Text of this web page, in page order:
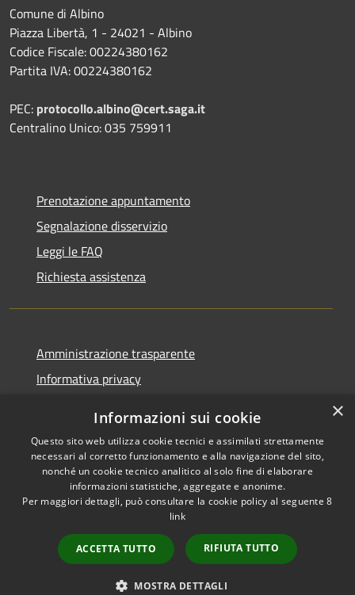
Comune di Albino
Piazza Libertà, 1 - 24021 - Albino
Codice Fiscale: 00224380162
Partita IVA: 00224380162
PEC: protocollo.albino@cert.saga.it
Centralino Unico: 035 759911
Prenotazione appuntamento
Segnalazione disservizio
Leggi le FAQ
Richiesta assistenza
Amministrazione trasparente
Informativa privacy
Dichiarazione di accessibilità
RSS
Copyright © 2026 • Comune di
Municipium•
Accesso
redazione
×
Informazioni sui cookie
Questo sito web utilizza cookie tecnici e assimilati strettamente
necessari al corretto funzionamento e alla navigazione del sito,
nonché un cookie tecnico analitico al solo fine di elaborare
informazioni statistiche, aggregate e anonime.
Per maggiori dettagli, può consultare la cookie policy al seguente8
link
ACCETTA TUTTO RIFIUTA TUTTO
MOSTRA DETTAGLI